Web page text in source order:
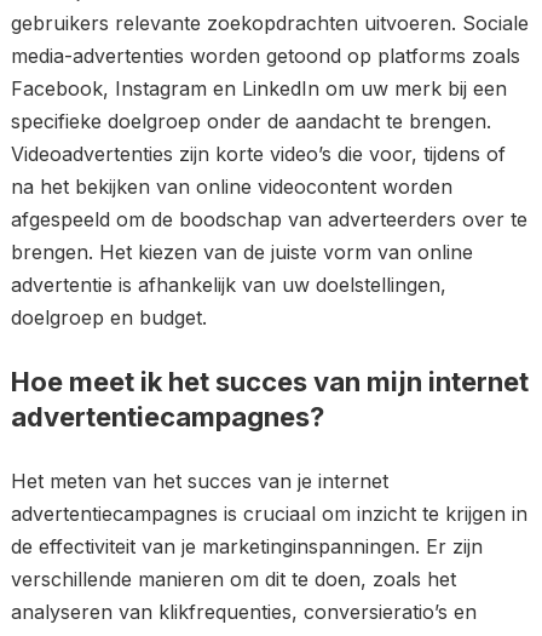
gebruikers relevante zoekopdrachten uitvoeren. Sociale
media-advertenties worden getoond op platforms zoals
Facebook, Instagram en LinkedIn om uw merk bij een
specifieke doelgroep onder de aandacht te brengen.
Videoadvertenties zijn korte video’s die voor, tijdens of
na het bekijken van online videocontent worden
afgespeeld om de boodschap van adverteerders over te
brengen. Het kiezen van de juiste vorm van online
advertentie is afhankelijk van uw doelstellingen,
doelgroep en budget.
Hoe meet ik het succes van mijn internet
advertentiecampagnes?
Het meten van het succes van je internet
advertentiecampagnes is cruciaal om inzicht te krijgen in
de effectiviteit van je marketinginspanningen. Er zijn
verschillende manieren om dit te doen, zoals het
analyseren van klikfrequenties, conversieratio’s en